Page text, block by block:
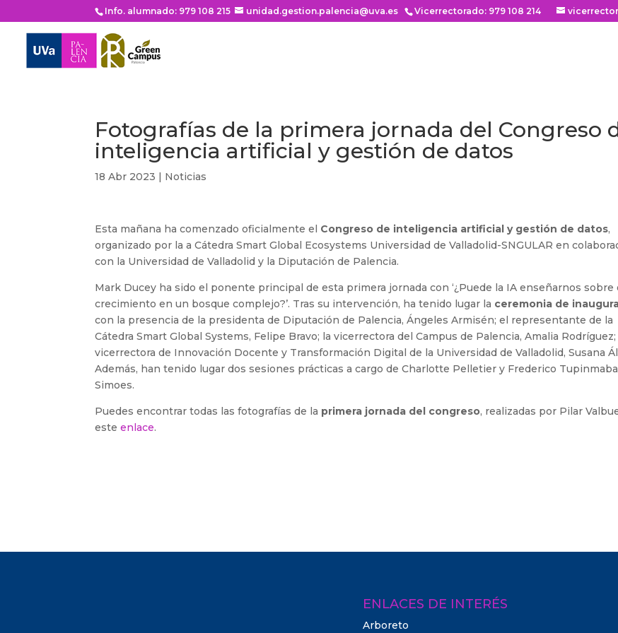
Info. alumnado: 979 108 215 unidad.gestion.palencia@uva.es Vicerrectorado: 979 108 214
Fotografías de la primera jornada del Congreso
inteligencia artificial y gestión de datos
18 Abr 2023 | Noticias
Esta mañana ha comenzado oficialmente el Congreso de inteligencia artificial y gestión de datos,
organizado por la a Cátedra Smart Global Ecosystems Universidad de Valladolid-SNGULAR en
con la Universidad de Valladolid y la Diputación de Palencia.
Mark Ducey ha sido el ponente principal de esta primera jornada con ‘¿Puede la IA enseñarnos sobre
crecimiento en un bosque complejo?’. Tras su intervención, ha tenido lugar la ceremonia de
con la presencia de la presidenta de Diputación de Palencia, Ángeles Armisén; el representante de la
Cátedra Smart Global Systems, Felipe Bravo; la vicerrectora del Campus de Palencia, Amalia Rodríguez;
vicerrectora de Innovación Docente y Transformación Digital de la Universidad de Valladolid, Susana
Además, han tenido lugar dos sesiones prácticas a cargo de Charlotte Pelletier y Frederico
Simoes.
Puedes encontrar todas las fotografías de la primera jornada del congreso, realizadas por Pilar
esteenlace.
ENLACES DE INTERÉS
Arboreto